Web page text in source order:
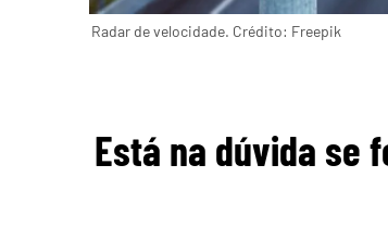
Radar de velocidade. Crédito: Freepik
Está na dúvida se